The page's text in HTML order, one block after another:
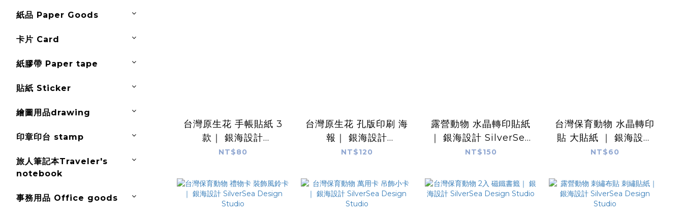
紙品 Paper Goods
卡片 Card
紙膠帶 Paper tape
貼紙 Sticker
繪圖用品drawing
印章印台 stamp
旅人筆記本Traveler's
notebook
事務用品 Office goods
台灣原生花 手帳貼紙 3
款｜ 銀海設計
SilverSea Design
NT$80
台灣原生花 孔版印刷 海
報｜ 銀海設計
SilverSea Design
NT$120
露營動物 水晶轉印貼紙
｜ 銀海設計 SilverSea
Design Studio
NT$150
台灣保育動物 水晶轉印
貼 大貼紙 ｜ 銀海設計
SilverSea Design
NT$60